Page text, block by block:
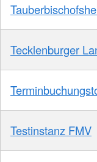
Tecklenburger
Testinstanz FMV